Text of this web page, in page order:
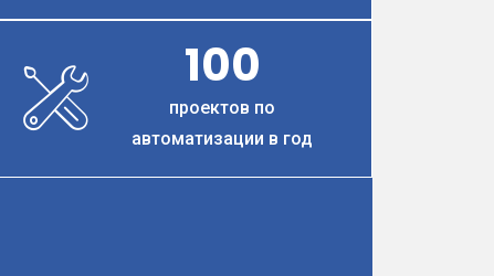
100
проектов по
автоматизации в год